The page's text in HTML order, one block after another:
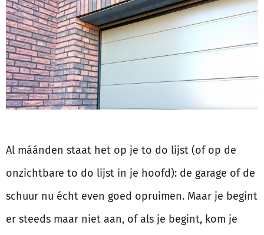
Al máánden staat het op je to do lijst (of op de
onzichtbare to do lijst in je hoofd): de garage of de
schuur nu écht even goed opruimen. Maar je begint
er steeds maar niet aan, of als je begint, kom je